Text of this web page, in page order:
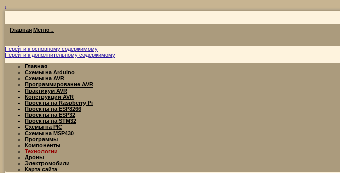
↓
Главная Меню ↓
Перейти к основному содержимому
Перейти к дополнительному содержимому
Главная
Схемы на Arduino
Схемы на AVR
Программирование AVR
Практикум AVR
Конструкции AVR
Проекты на Raspberry Pi
Проекты на ESP8266
Проекты на ESP32
Проекты на STM32
Схемы на PIC
Схемы на MSP430
Программы
Компоненты
Технологии
Дроны
Электромобили
Карта сайта